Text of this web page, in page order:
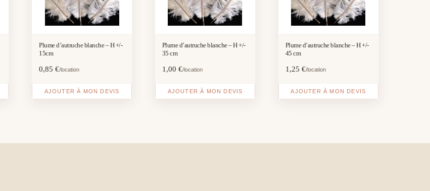
Plume d’autruche blanche – H +/-
15cm
0,85€/location
AJOUTER À MON DEVIS
Plume d’autruche blanche – H +/-
35 cm
1,00 €/location
AJOUTER À MON DEVIS
Plume d’autruche blanche – H +/-
45 cm
1,25 €/location
AJOUTER À MON DEVIS